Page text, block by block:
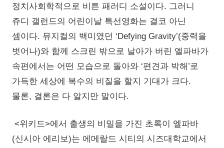
정치사회학적으로 비튼 패러디 소설이다. 그러니
쥬디 갤런드의 어린이날 특선영화는 결코 아닌
셈이다. 뮤지컬의 백미였던 ‘Defying Gravity’(중력을
벗어나)와 함께 스크린 밖으로 날아가 버린 엘파바가
속편에서는 어떤 모습으로 돌아와 ‘편견과 박해’로
가득한 세상에 복수의 비질을 할지 기대가 크다.
물론, 결론은 다 알지만 말이다.
<위키드>에서 출생의 비밀을 가진 초록이 엘파바
(신시아 에리보)는 에메랄드 시티의 시즈대학교에서